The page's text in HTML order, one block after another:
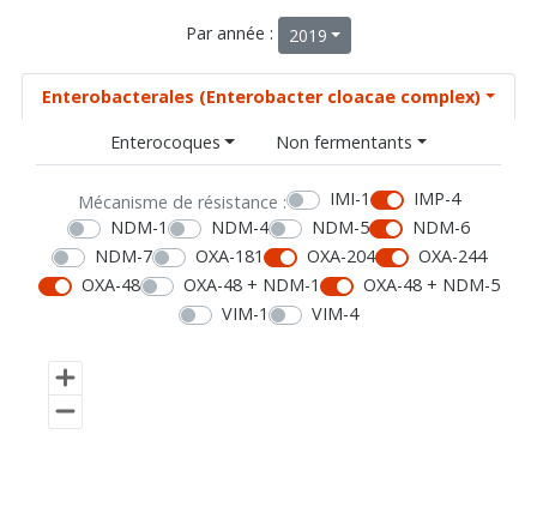
Par année : 2019
Enterobacterales (Enterobacter cloacae complex)
Enterocoques
Non fermentants
Mécanisme de résistance : IMI-1
IMP-4
NDM-1
NDM-4 NDM-5
NDM-6
NDM-7
OXA-181 OXA-204
OXA-244
OXA-48
OXA-48 + NDM-1
OXA-48 + NDM-5
VIM-1
VIM-4